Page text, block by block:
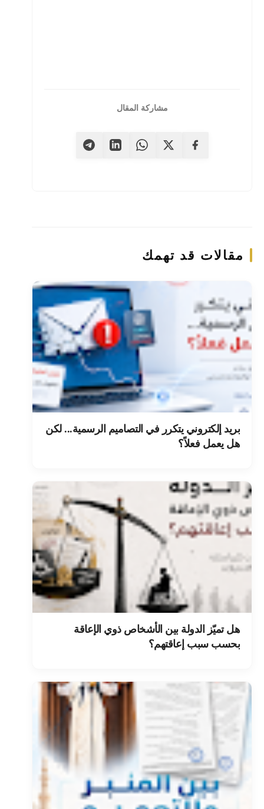
مشاركة المقال
مقالات قد تهمك
بريد إلكتروني يتكرر في التصاميم الرسمية... لكن
هل يعمل فعلاً؟
هل تميّز الدولة بين الأشخاص ذوي الإعاقة
بحسب سبب إعاقتهم؟